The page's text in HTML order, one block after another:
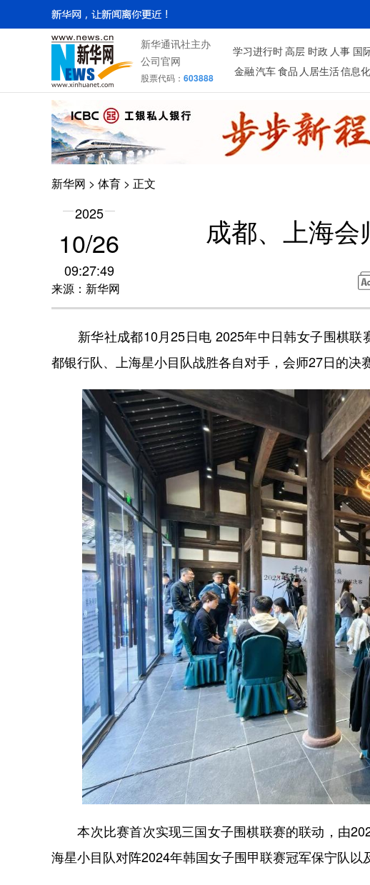
新华通讯社主办
公司官网
股票代码： 603888
学习进行时 高层 时政 人事 国
金融 汽车 食品 人居生活信息化
新华网 > 体育 > 正文
2025
10/26
09:27:49
来源：新华网
成都、上海
新华社成都10月25日电 2025年中日韩女子围棋联
都银行队、上海星小目队战胜各自对手，会师27日的决
本次比赛首次实现三国女子围棋联赛的联动，由
海星小目队对阵2024年韩国女子围甲联赛冠军保宁队以